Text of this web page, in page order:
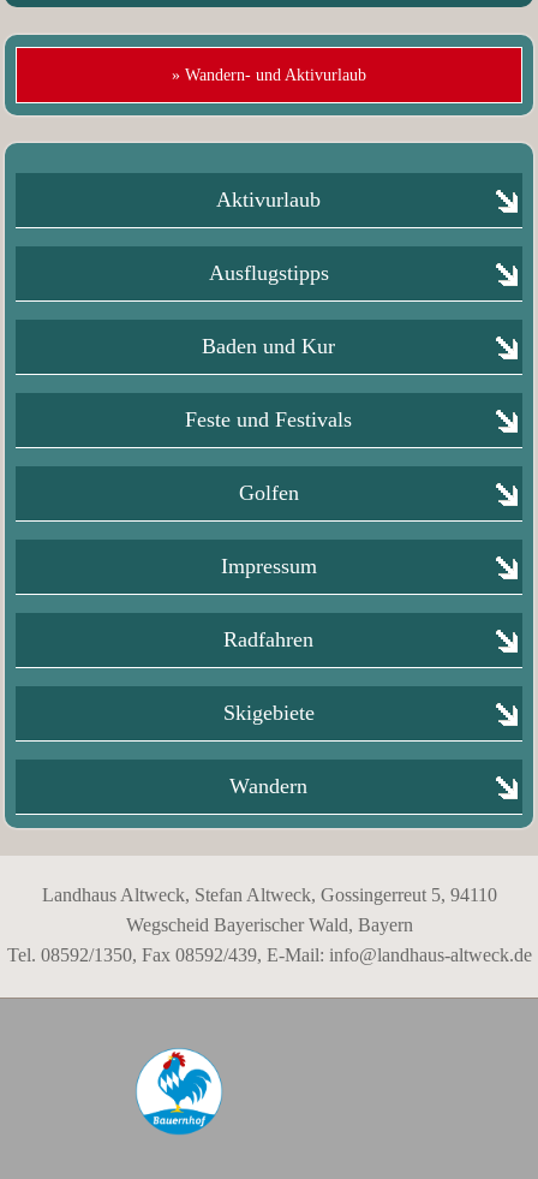
» Wandern- und Aktivurlaub
Aktivurlaub
Ausflugstipps
Baden und Kur
Feste und Festivals
Golfen
Impressum
Radfahren
Skigebiete
Wandern
Landhaus Altweck, Stefan Altweck, Gossingerreut 5, 94110
Wegscheid Bayerischer Wald, Bayern
Tel. 08592/1350, Fax 08592/439, E-Mail: info@landhaus-altweck.de